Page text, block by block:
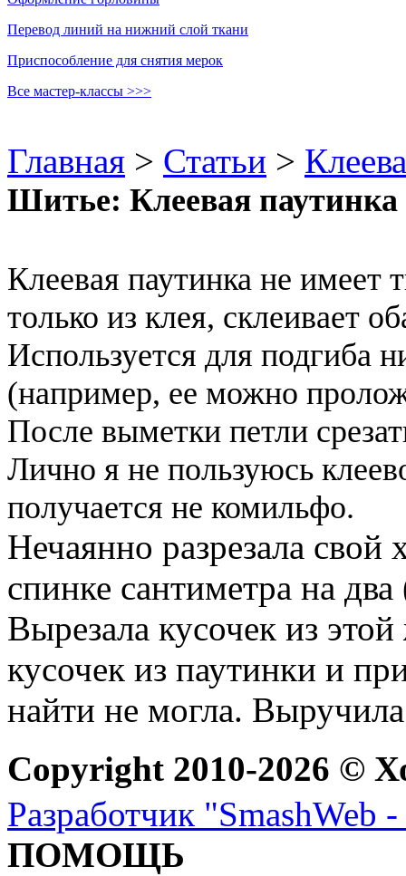
Перевод линий на нижний слой ткани
Приспособление для снятия мерок
Все мастер-классы >>>
Главная > Статьи >
Шитье: Клеевая паутинка
Клеевая паутинка не имеет
только из клея, склеивает
Используется для подгиба
(например, ее можно
После выметки петли
Лично я не пользуюсь
получается не комильфо.
Нечаянно разрезала свой
спинке сантиметра на
Вырезала кусочек из
кусочек из паутинки и
найти не могла.
Copyright 2010-2026 ©
Разработчик "SmashWeb
ПОМОЩЬ